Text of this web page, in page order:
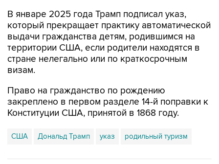
В январе 2025 года Трамп подписал указ,
который прекращает практику автоматической
выдачи гражданства детям, родившимся на
территории США, если родители находятся в
стране нелегально или по краткосрочным
визам.
Право на гражданство по рождению
закреплено в первом разделе 14-й поправки к
Конституции США, принятой в 1868 году.
США Дональд Трамп указ родильный туризм